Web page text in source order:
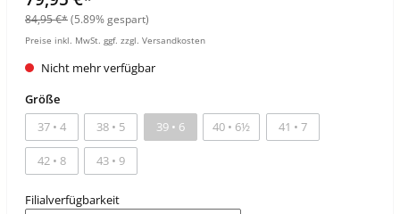
84,95 €*(5.89% gespart)
Preise inkl. MwSt. ggf. zzgl. Versandkosten
Nicht mehr verfügbar
Größe
37 • 4
38 • 5 39 • 6 40 • 6½ 41 • 7
42 • 8 43 • 9
Filialverfügbarkeit